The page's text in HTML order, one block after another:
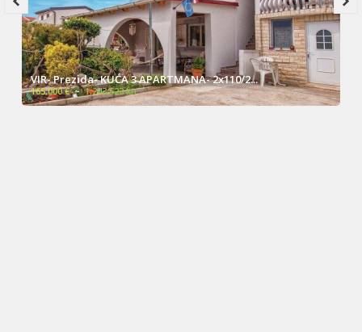
VIR- Prezida- KUĆA 3 APARTMANA- 2x110/2...
165,000 € ~ 1,243,523 kn